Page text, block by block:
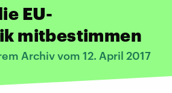
EU-
mitbestimmen
Archiv vom 12. April 2017